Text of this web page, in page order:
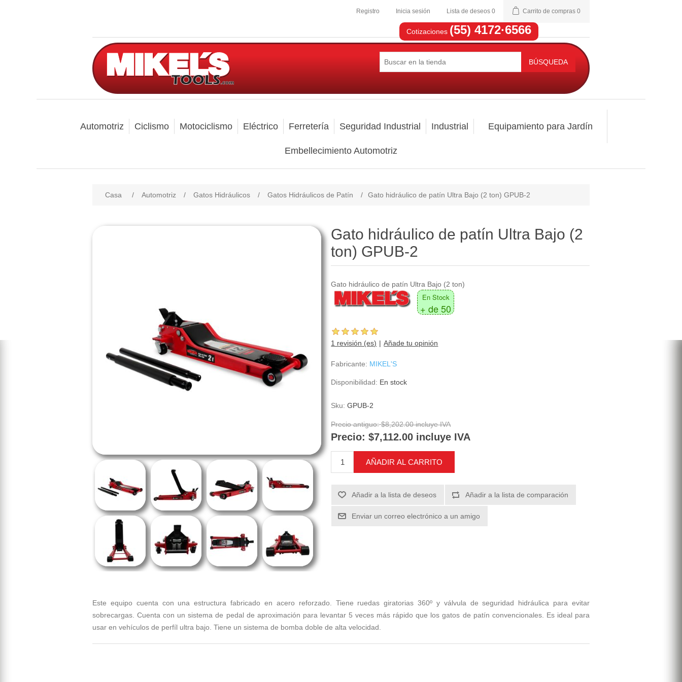
Registro Inicia sesión Lista de deseos 0 Carrito de compras 0
Cotizaciones (55) 4172·6566
BÚSQUEDA
Automotriz Ciclismo Motociclismo Eléctrico Ferretería Seguridad Industrial Industrial Equipamiento para Jardín
Embellecimiento Automotriz
Casa / Automotriz / Gatos Hidráulicos / Gatos Hidráulicos de Patín / Gato hidráulico de patín Ultra Bajo (2 ton) GPUB-2
Gato hidráulico de patín Ultra Bajo (2
ton) GPUB-2
Gato hidráulico de patín Ultra Bajo (2 ton)
En Stock
+ de 50
1 revisión (es) Añade tu opinión
Fabricante: MIKEL'S
Disponibilidad: En stock
Sku: GPUB-2
Precio antiguo: $8,202.00 incluye IVA
Precio: $7,112.00 incluye IVA
AÑADIR AL CARRITO
Añadir a la lista de deseos Añadir a la lista de comparación
Enviar un correo electrónico a un amigo
Este equipo cuenta con una estructura fabricado en acero reforzado. Tiene ruedas giratorias 360º y válvula de seguridad hidráulica para evitar
sobrecargas. Cuenta con un sistema de pedal de aproximación para levantar 5 veces más rápido que los gatos de patín convencionales. Es ideal para
usar en vehículos de perfíl ultra bajo. Tiene un sistema de bomba doble de alta velocidad.